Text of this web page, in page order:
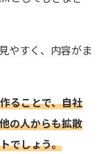
やすく、内容がま
ることで、自社
の人からも拡散
でしょう。